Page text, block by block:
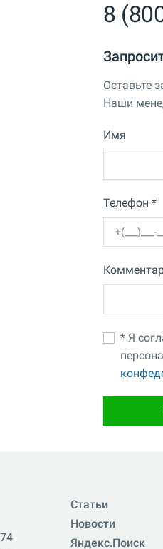
8
Оставьте
Наши
Имя
Телефон *
* Я
Статьи
Новости
Яндекс.Поиск